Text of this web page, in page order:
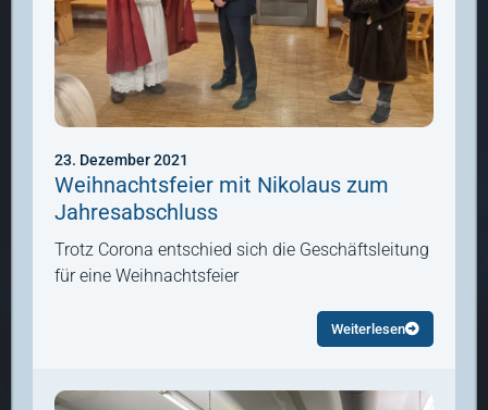
23. Dezember 2021
Weihnachtsfeier mit Nikolaus zum
Jahresabschluss
Trotz Corona entschied sich die Geschäftsleitung
für eine Weihnachtsfeier
Weiterlesen